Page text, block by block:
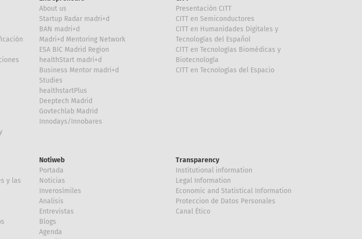
About us
Startup Radar madri+d
BAN madri+d
Madri+d Mentoring Network
ESA BIC Madrid Region
healthStart madri+d
Business Mentor madri+d
Studies
healthstartPlus
Deeptech Madrid
Govtechlab Madrid
Innodays/Innobares
Presentación CITT
CITT en Semiconductores
CITT en Humanidades Digitales y
Tecnologías del Español
CITT en Tecnologías Biomédicas y
Biotecnología
CITT en Tecnologías del Espacio
y las
Notiweb
Portada
Noticias
Inverosímiles
Analisis
Entrevistas
Blogs
Agenda
Transparency
Institutional information
Legal Information
Economic and Statistical Information
Proteccion de Datos Personales
Canal Ético